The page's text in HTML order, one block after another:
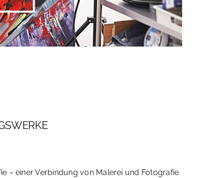
– einer Verbindung von Malerei und Fotografie